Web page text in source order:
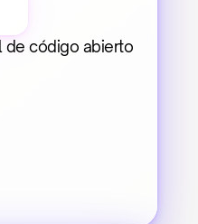
de código abierto